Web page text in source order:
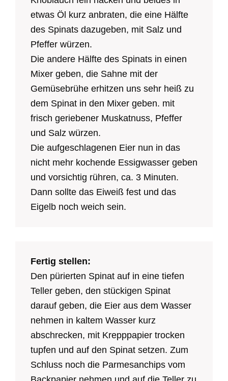
etwas Öl kurz anbraten, die eine Hälfte
des Spinats dazugeben, mit Salz und
Pfeffer würzen.
Die andere Hälfte des Spinats in einen
Mixer geben, die Sahne mit der
Gemüsebrühe erhitzen uns sehr heiß zu
dem Spinat in den Mixer geben. mit
frisch geriebener Muskatnuss, Pfeffer
und Salz würzen.
Die aufgeschlagenen Eier nun in das
nicht mehr kochende Essigwasser geben
und vorsichtig rühren, ca. 3 Minuten.
Dann sollte das Eiweiß fest und das
Eigelb noch weich sein.
Fertig stellen:
Den pürierten Spinat auf in eine tiefen
Teller geben, den stückigen Spinat
darauf geben, die Eier aus dem Wasser
nehmen in kaltem Wasser kurz
abschrecken, mit Krepppapier trocken
tupfen und auf den Spinat setzen. Zum
Schluss noch die Parmesanchips vom